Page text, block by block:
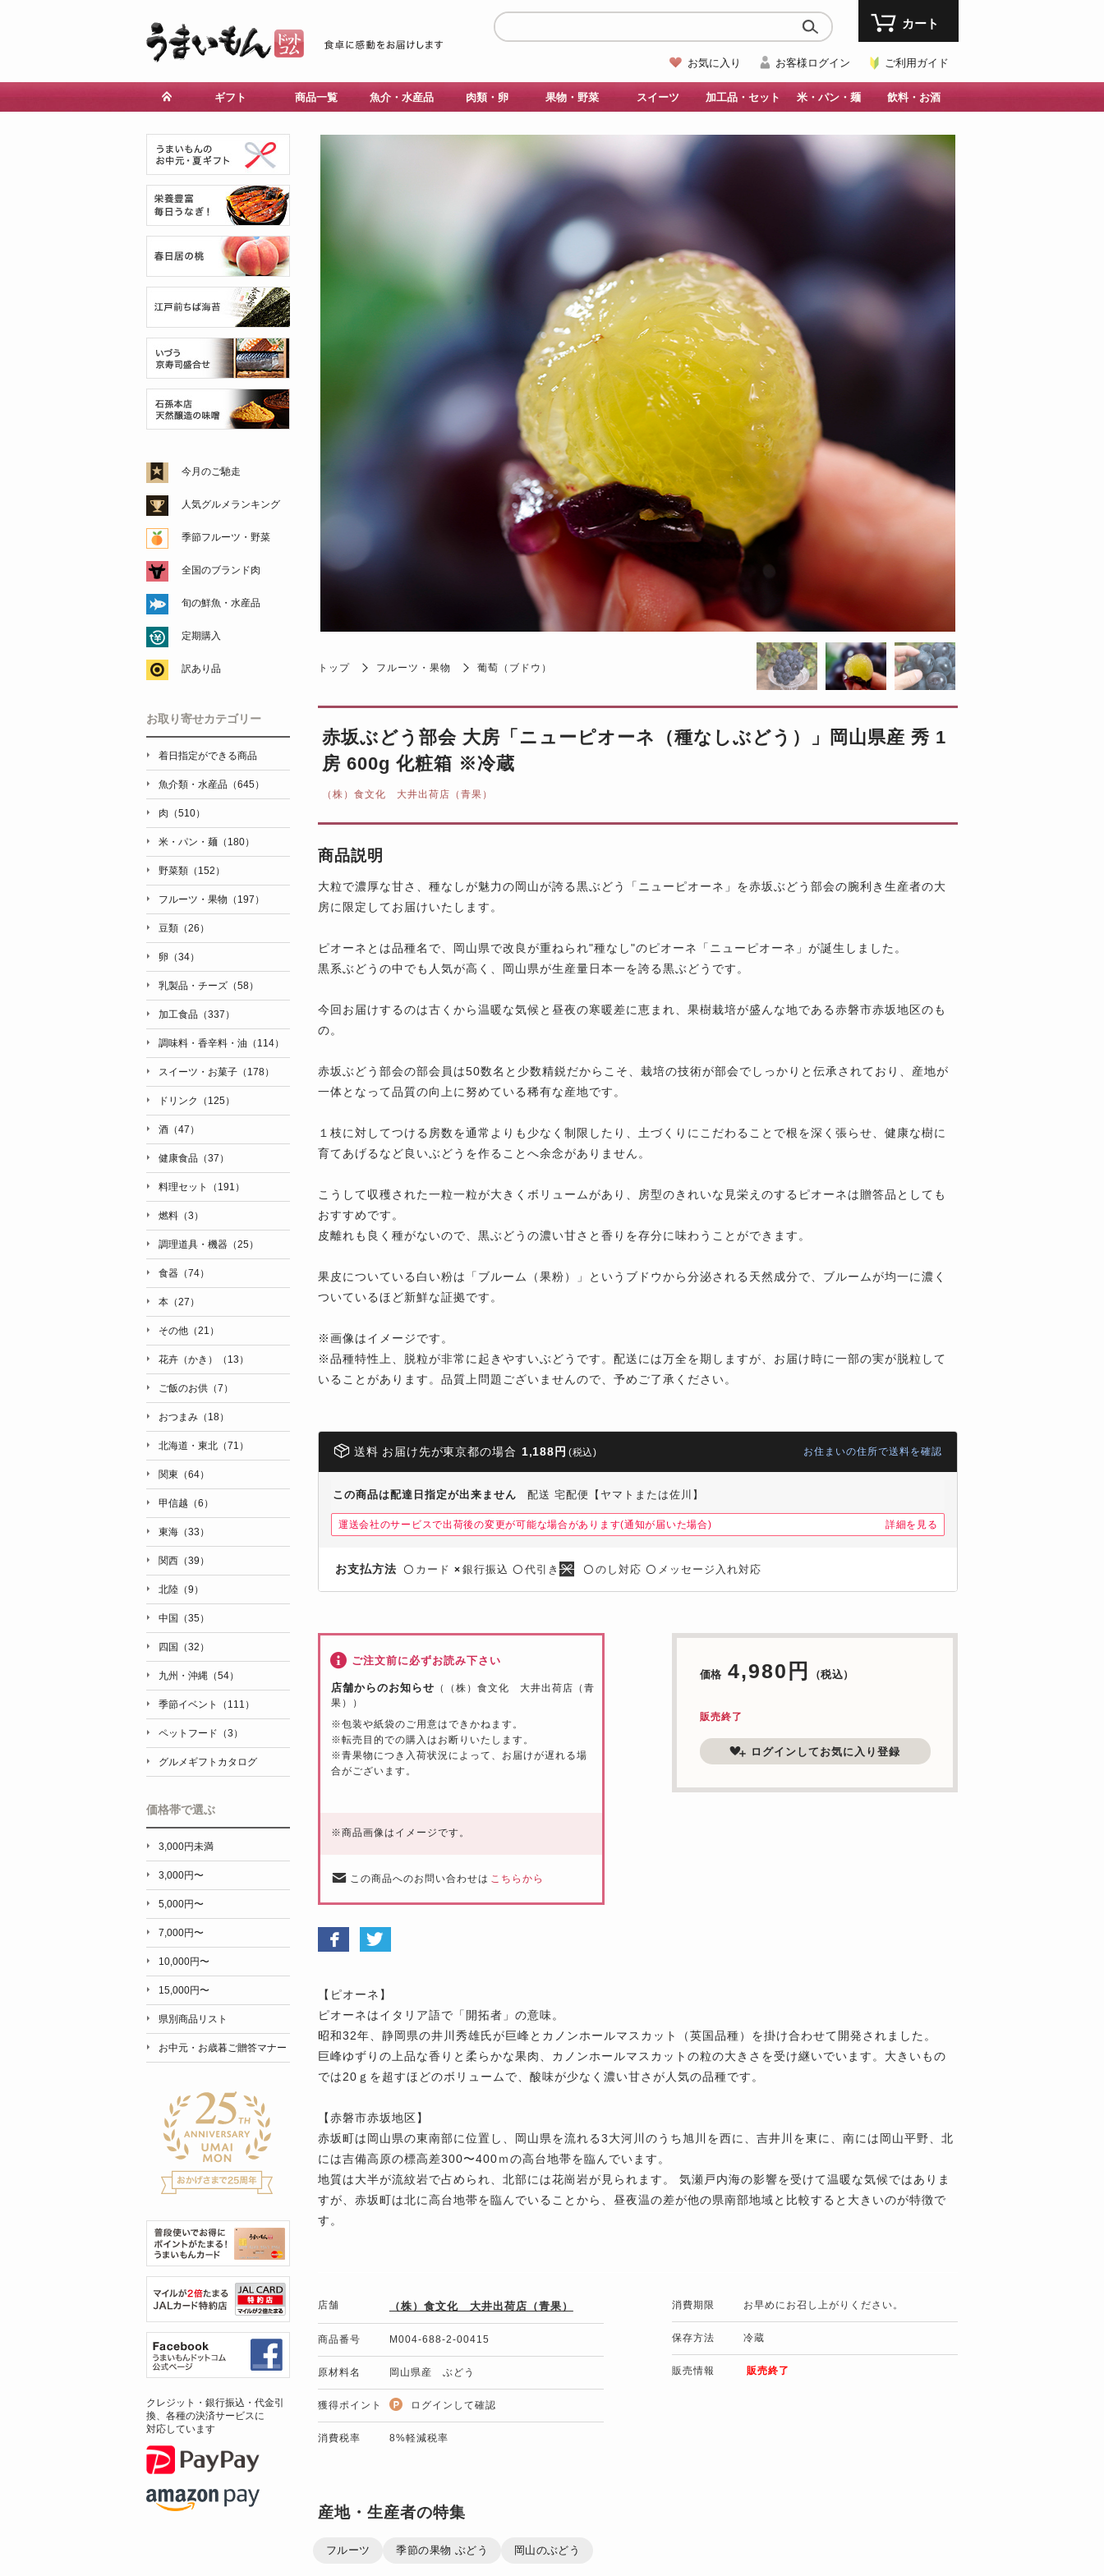
お気に入り お客様ログイン ご利用ガイド
カート
ギフト 商品一覧 魚介・水産品 肉類・卵 果物・野菜 スイーツ 加工品・セット 米・パン・麺 飲料・お酒
トップ フルーツ・果物 葡萄（ブドウ）
赤坂ぶどう部会 大房「ニューピオーネ（種なしぶどう）」岡山県産 秀 1
房 600g 化粧箱 ※冷蔵
（株）食文化 大井出荷店（青果）
商品説明
大粒で濃厚な甘さ、種なしが魅力の岡山が誇る黒ぶどう「ニューピオーネ」を赤坂ぶどう部会の腕利き生産者の大
房に限定してお届けいたします。
ピオーネとは品種名で、岡山県で改良が重ねられ"種なし"のピオーネ「ニューピオーネ」が誕生しました。
黒系ぶどうの中でも人気が高く、岡山県が生産量日本一を誇る黒ぶどうです。
今回お届けするのは古くから温暖な気候と昼夜の寒暖差に恵まれ、果樹栽培が盛んな地である赤磐市赤坂地区のも
の。
赤坂ぶどう部会の部会員は50数名と少数精鋭だからこそ、栽培の技術が部会でしっかりと伝承されており、産地が
一体となって品質の向上に努めている稀有な産地です。
１枝に対してつける房数を通常よりも少なく制限したり、土づくりにこだわることで根を深く張らせ、健康な樹に
育てあげるなど良いぶどうを作ることへ余念がありません。
こうして収穫された一粒一粒が大きくボリュームがあり、房型のきれいな見栄えのするピオーネは贈答品としても
おすすめです。
皮離れも良く種がないので、黒ぶどうの濃い甘さと香りを存分に味わうことができます。
果皮についている白い粉は「ブルーム（果粉）」というブドウから分泌される天然成分で、ブルームが均一に濃く
ついているほど新鮮な証拠です。
※画像はイメージです。
※品種特性上、脱粒が非常に起きやすいぶどうです。配送には万全を期しますが、お届け時に一部の実が脱粒して
いることがあります。品質上問題ございませんので、予めご了承ください。
送料 お届け先が東京都の場合 1,188円 (税込) お住まいの住所で送料を確認
この商品は配達日指定が出来ません 配送 宅配便【ヤマトまたは佐川】
運送会社のサービスで出荷後の変更が可能な場合があります(通知が届いた場合) 詳細を見る
お支払方法 〇 カード × 銀行振込 〇 代引き 〇 のし対応 〇 メッセージ入れ対応
価格 4,980円 （税込）
販売終了
ログインしてお気に入り登録
ご注文前に必ずお読み下さい
店舗からのお知らせ （（株）食文化 大井出荷店（青
果））
※包装や紙袋のご用意はできかねます。
※転売目的での購入はお断りいたします。
※青果物につき入荷状況によって、お届けが遅れる場
合がございます。
※商品画像はイメージです。
この商品へのお問い合わせは こちらから
【ピオーネ】
ピオーネはイタリア語で「開拓者」の意味。
昭和32年、静岡県の井川秀雄氏が巨峰とカノンホールマスカット（英国品種）を掛け合わせて開発されました。
巨峰ゆずりの上品な香りと柔らかな果肉、カノンホールマスカットの粒の大きさを受け継いでいます。大きいもの
では20ｇを超すほどのボリュームで、酸味が少なく濃い甘さが人気の品種です。
【赤磐市赤坂地区】
赤坂町は岡山県の東南部に位置し、岡山県を流れる3大河川のうち旭川を西に、吉井川を東に、南には岡山平野、北
には吉備高原の標高差300〜400ｍの高台地帯を臨んでいます。
地質は大半が流紋岩で占められ、北部には花崗岩が見られます。 気瀬戸内海の影響を受けて温暖な気候ではありま
すが、赤坂町は北に高台地帯を臨んでいることから、昼夜温の差が他の県南部地域と比較すると大きいのが特徴で
す。
店舗 （株）食文化 大井出荷店（青果）
商品番号 M004-688-2-00415
原材料名 岡山県産 ぶどう
獲得ポイント ログインして確認
消費税率 8%軽減税率
消費期限 お早めにお召し上がりください。
保存方法 冷蔵
販売情報 販売終了
産地・生産者の特集
フルーツ 季節の果物 ぶどう 岡山のぶどう
今月のご馳走
人気グルメランキング
季節フルーツ・野菜
全国のブランド肉
旬の鮮魚・水産品
定期購入
訳あり品
お取り寄せカテゴリー
着日指定ができる商品
魚介類・水産品（645）
肉（510）
米・パン・麺（180）
野菜類（152）
フルーツ・果物（197）
豆類（26）
卵（34）
乳製品・チーズ（58）
加工食品（337）
調味料・香辛料・油（114）
スイーツ・お菓子（178）
ドリンク（125）
酒（47）
健康食品（37）
料理セット（191）
燃料（3）
調理道具・機器（25）
食器（74）
本（27）
その他（21）
花卉（かき）（13）
ご飯のお供（7）
おつまみ（18）
北海道・東北（71）
関東（64）
甲信越（6）
東海（33）
関西（39）
北陸（9）
中国（35）
四国（32）
九州・沖縄（54）
季節イベント（111）
ペットフード（3）
グルメギフトカタログ
価格帯で選ぶ
3,000円未満
3,000円〜
5,000円〜
7,000円〜
10,000円〜
15,000円〜
県別商品リスト
お中元・お歳暮ご贈答マナー
クレジット・銀行振込・代金引
換、各種の決済サービスに
対応しています